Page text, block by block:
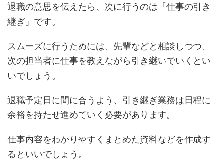
退職の意思を伝えたら、次に行うのは「仕事の引き
継ぎ」です。
スムーズに行うためには、先輩などと相談しつつ、
次の担当者に仕事を教えながら引き継いでいくとい
いでしょう。
退職予定日に間に合うよう、引き継ぎ業務は日程に
余裕を持たせ進めていく必要があります。
仕事内容をわかりやすくまとめた資料などを作成す
るといいでしょう。